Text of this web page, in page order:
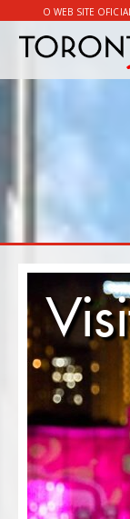
O WEB SITE